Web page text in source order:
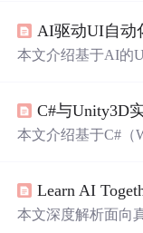
对象管理器监控及
penClaw作为操作
ello与组策略配置，
典型场景涵盖桌面
本文介绍基于AI的
动融合及视觉回归
率方面的优势，同
本文介绍基于C#（
齐与转换、TCP/IP
界面、Unity端3D
本文深度解析面向